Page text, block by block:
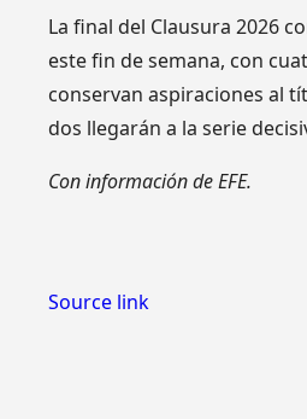
La final del Clausura 2026
este fin de semana, con
conservan aspiraciones al
dos llegarán a la serie
Con información de EFE.
Source link